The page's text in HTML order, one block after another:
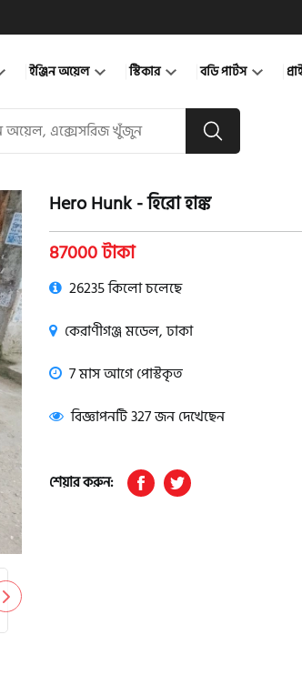
ইঞ্জিন অয়েল স্টিকার বডি পার্টস
product view
Hero Hunk - হিরো হাঙ্ক
87000 টাকা
26235 কিলো চলেছে
কেরাণীগঞ্জ মডেল, ঢাকা
7 মাস আগে পোস্টকৃত
বিজ্ঞাপনটি 327 জন দেখেছেন
শেয়ার করুন: